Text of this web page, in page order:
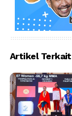
Artikel Terkait